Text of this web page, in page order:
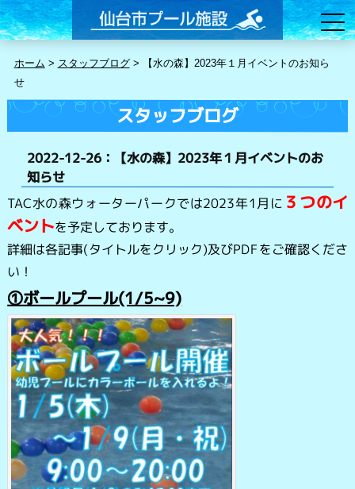
ホーム > スタッフブログ>
【水の森】2023年１月イベントのお知ら
せ
スタッフブログ
2022-12-26：【水の森】2023年１月イベントのお
知らせ
TAC水の森ウォーターパークでは2023年1月に ３つのイ
ベントを予定しております。
詳細は各記事(タイトルをクリック)及びPDFをご確認くださ
い！
①ボールプール(1/5~9)